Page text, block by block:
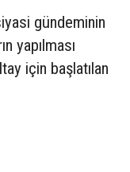
gündeminin
yapılması
için başlatılan